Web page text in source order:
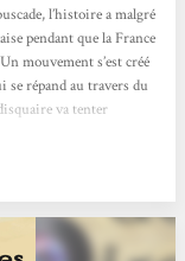
l’histoire a malgré
pendant que la France
mouvement s’est créé
se répand au travers du
va tenter